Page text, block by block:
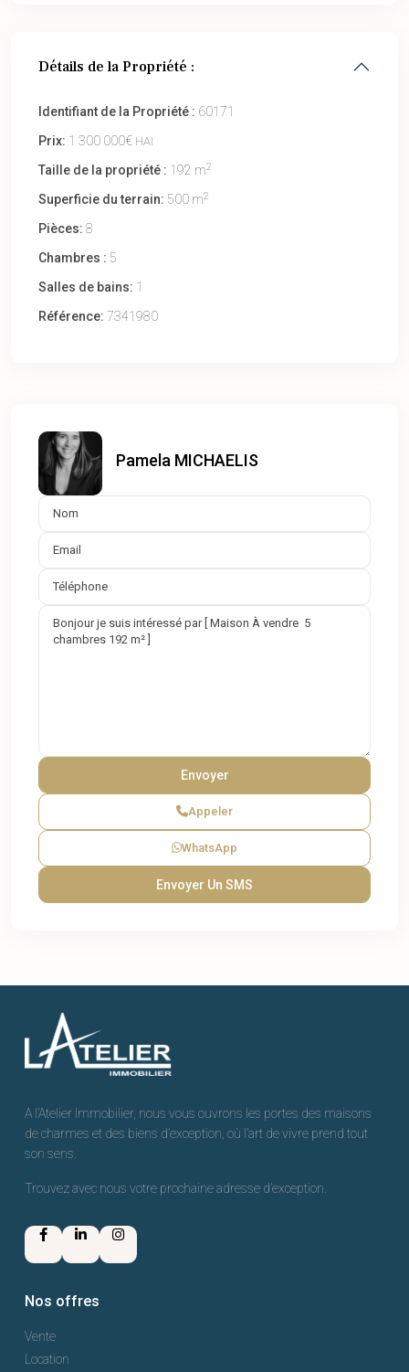
Détails de la Propriété :
Identifiant de la Propriété : 60171
Prix: 1 300 000€ HAI
Taille de la propriété : 192 m2
Superficie du terrain: 500 m2
Pièces: 8
Chambres : 5
Salles de bains: 1
Référence: 7341980
Pamela MICHAELIS
Appeler
WhatsApp
A l’Atelier Immobilier, nous vous ouvrons les portes des maisons
de charmes et des biens d’exception, où l’art de vivre prend tout
son sens.
Trouvez avec nous votre prochaine adresse d’exception.
Nos offres
Vente
Location